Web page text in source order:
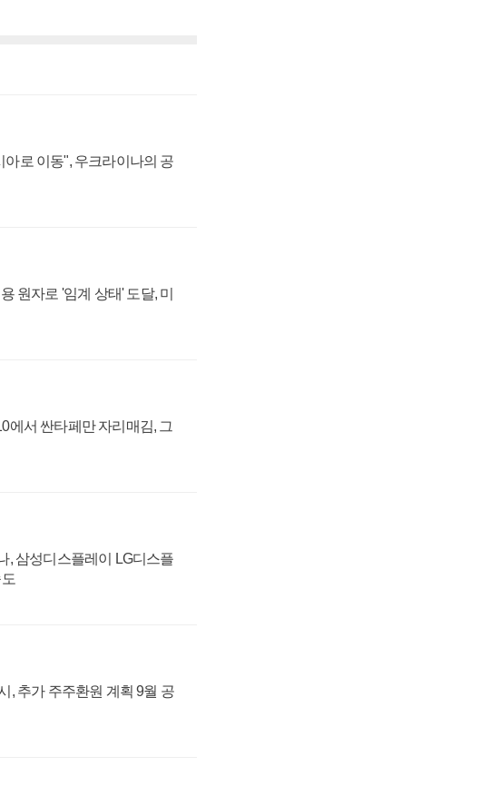
아로 이동", 우크라이나의 공
원자로 '임계 상태' 도달, 미
에서 싼타페만 자리매김, 그
, 삼성디스플레이 LG디스플
, 추가 주주환원 계획 9월 공